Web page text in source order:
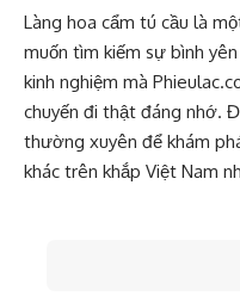
Làng hoa cẩm tú cầu là
muốn tìm kiếm sự bình
kinh nghiệm mà
chuyến đi thật đáng nhớ.
thường xuyên để khám
khác trên khắp Việt Nam